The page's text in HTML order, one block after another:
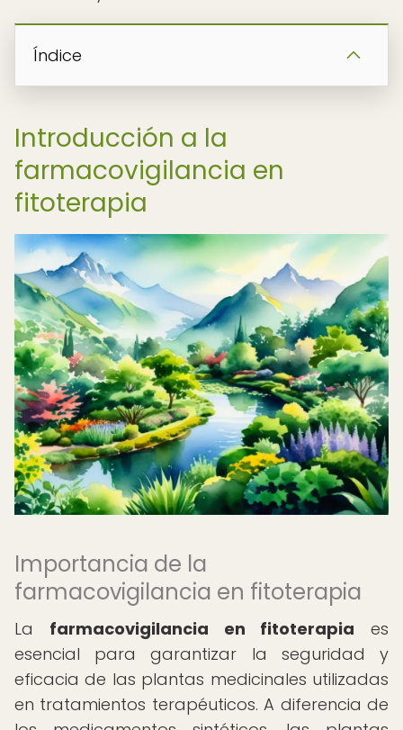
Índice
Introducción a la
farmacovigilancia en
fitoterapia
Importancia de la
farmacovigilancia en fitoterapia
La farmacovigilancia en fitoterapia es
esencial para garantizar la seguridad y
eficacia de las plantas medicinales utilizadas
en tratamientos terapéuticos. A diferencia de